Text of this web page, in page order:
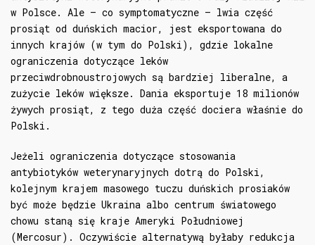
w Polsce. Ale – co symptomatyczne – lwia część
prosiąt od duńskich macior, jest eksportowana do
innych krajów (w tym do Polski), gdzie lokalne
ograniczenia dotyczące leków
przeciwdrobnoustrojowych są bardziej liberalne, a
zużycie leków większe. Dania eksportuje 18 milionów
żywych prosiąt, z tego duża część dociera właśnie do
Polski.
Jeżeli ograniczenia dotyczące stosowania
antybiotyków weterynaryjnych dotrą do Polski,
kolejnym krajem masowego tuczu duńskich prosiaków
być może będzie Ukraina albo centrum światowego
chowu staną się kraje Ameryki Południowej
(Mercosur). Oczywiście alternatywą byłaby redukcja